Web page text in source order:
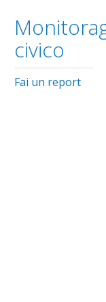
civico
Fai un report